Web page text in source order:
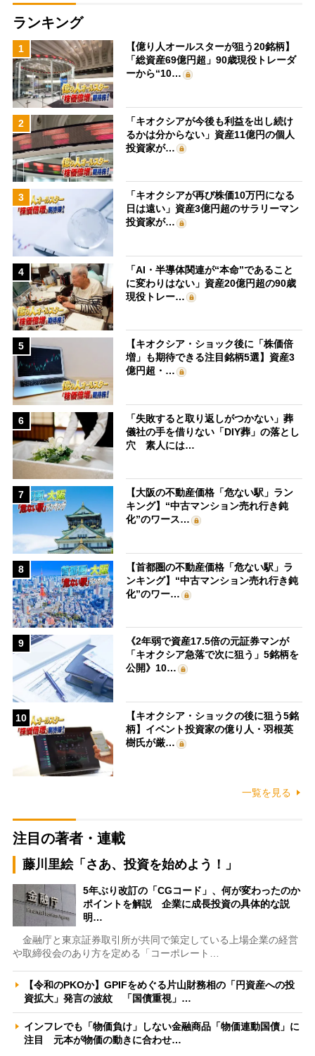
ランキング
1
【億り人オールスターが狙う20銘柄】
「総資産69億円超」90歳現役トレーダ
ーから“10…
2
「キオクシアが今後も利益を出し続け
るかは分からない」資産11億円の個人
投資家が…
3
「キオクシアが再び株価10万円になる
日は遠い」資産3億円超のサラリーマン
投資家が…
4
「AI・半導体関連が“本命”であること
に変わりはない」資産20億円超の90歳
現役トレー…
5
【キオクシア・ショック後に「株価倍
増」も期待できる注目銘柄5選】資産3
億円超・…
6
「失敗すると取り返しがつかない」葬
儀社の手を借りない「DIY葬」の落とし
穴 素人には…
7
【大阪の不動産価格「危ない駅」ラン
キング】“中古マンション売れ行き鈍
化”のワース…
8
【首都圏の不動産価格「危ない駅」ラ
ンキング】“中古マンション売れ行き鈍
化”のワー…
9
《2年弱で資産17.5倍の元証券マンが
「キオクシア急落で次に狙う」5銘柄を
公開》10…
10
【キオクシア・ショックの後に狙う5銘
柄】イベント投資家の億り人・羽根英
樹氏が厳…
一覧を見る
注目の著者・連載
藤川里絵「さあ、投資を始めよう！」
5年ぶり改訂の「CGコード」、何が変わったのか
ポイントを解説 企業に成長投資の具体的な説
明…
金融庁と東京証券取引所が共同で策定している上場企業の経営
や取締役会のあり方を定める「コーポレート…
【令和のPKOか】GPIFをめぐる片山財務相の「円資産への投
資拡大」発言の波紋 「国債重視」…
インフレでも「物価負け」しない金融商品「物価連動国債」に
注目 元本が物価の動きに合わせ…